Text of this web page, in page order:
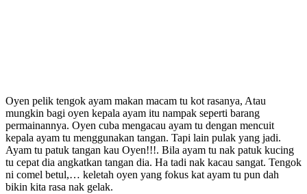
Oyen pelik tengok ayam makan macam tu kot rasanya, Atau
mungkin bagi oyen kepala ayam itu nampak seperti barang
permainannya. Oyen cuba mengacau ayam tu dengan mencuit
kepala ayam tu menggunakan tangan. Tapi lain pulak yang jadi.
Ayam tu patuk tangan kau Oyen!!!. Bila ayam tu nak patuk kucing
tu cepat dia angkatkan tangan dia. Ha tadi nak kacau sangat. Tengok
ni comel betul,… keletah oyen yang fokus kat ayam tu pun dah
bikin kita rasa nak gelak.